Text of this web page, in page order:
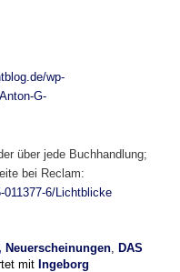
wp-
G-
über jede Buchhandlung;
bei Reclam:
6/Lichtblicke
Neuerscheinungen ,DAS
mit Ingeborg